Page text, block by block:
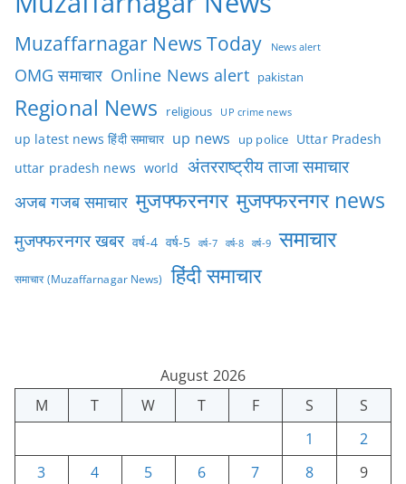
Muzaffarnagar News Today News alert
OMG समाचार Online News alert pakistan
Regional News religious UP crime news
up latest news हिंदी समाचार up news up police Uttar Pradesh
uttar pradesh news world अंतरराष्ट्रीय ताजा समाचार
अजब गजब समाचार मुजफ्फरनगर मुजफ्फरनगर news
मुजफ्फरनगर खबर वर्ष-4 वर्ष-5 वर्ष-7 वर्ष-8 वर्ष-9 समाचार
समाचार (Muzaffarnagar News) हिंदी समाचार
August 2026
M
T W T F S
S
1
2
3
4 5 6 7 8
9